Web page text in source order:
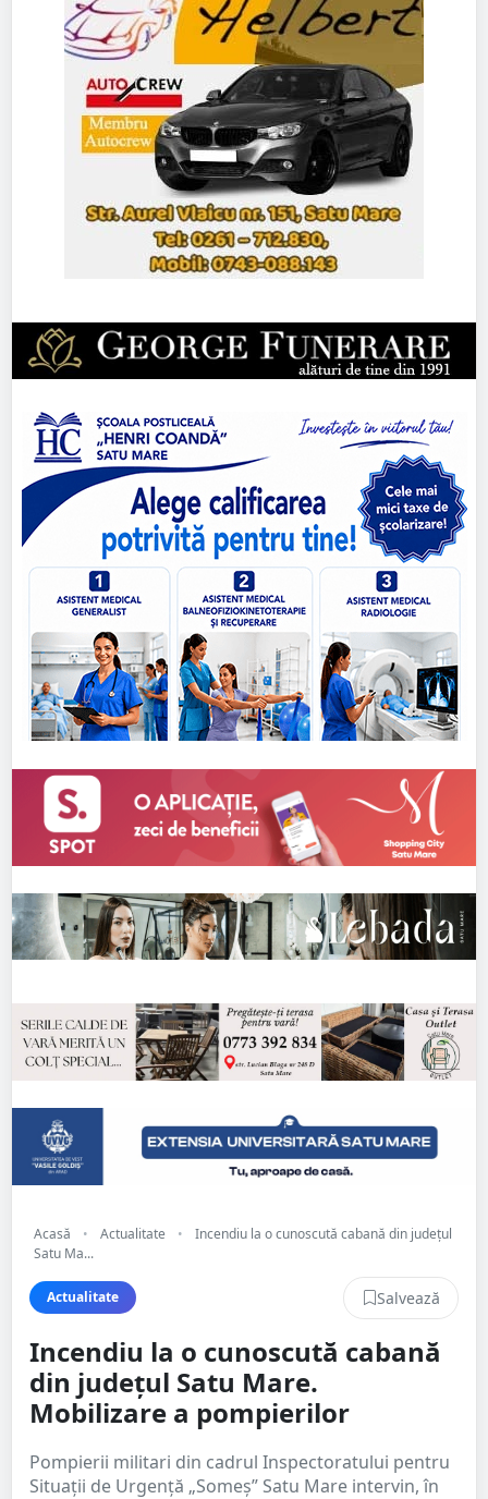
Acasă • Actualitate •
Incendiu la o cunoscută cabană din județul
Satu Ma...
Actualitate Salvează
Incendiu la o cunoscută cabană
din județul Satu Mare.
Mobilizare a pompierilor
Pompierii militari din cadrul Inspectoratului pentru
Situații de Urgență „Someș” Satu Mare intervin, în